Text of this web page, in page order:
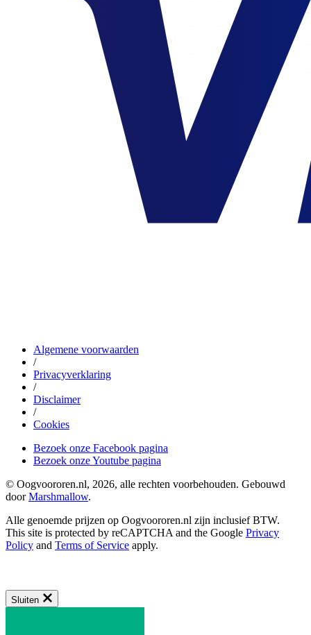
Algemene voorwaarden
/
Privacyverklaring
/
Disclaimer
/
Cookies
Bezoek onze Facebook pagina
Bezoek onze Youtube pagina
© Oogvoororen.nl, 2026, alle rechten voorbehouden. Gebouwd
doorMarshmallow.
Alle genoemde prijzen op Oogvoororen.nl zijn inclusief BTW.
This site is protected by reCAPTCHA and the Google Privacy
Policy and Terms of Service apply.
Sluiten